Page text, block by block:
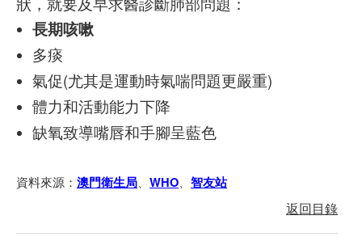
長期咳嗽
多痰
氣促(尤其是運動時氣喘問題更嚴重)
體力和活動能力下降
缺氧致導嘴唇和手腳呈藍色
資料來源： 澳門衛生局 WHO 智友站
返回目錄